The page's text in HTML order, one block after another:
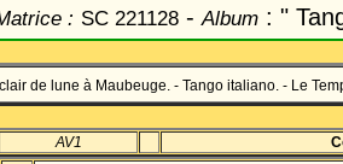
: SC 221128 - Album : "
de lune à Maubeuge. - Tango italiano. - Le
AV1